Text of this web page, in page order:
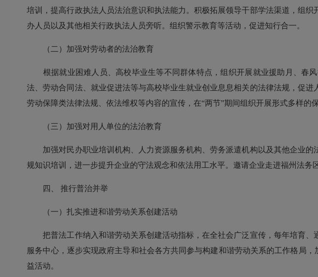
培训，提高行政执法人员法治意识和执法能力。积极拓展领导干部学法渠道，组
办人员以及其他相关行政执法人员旁听。组织警示教育等活动，促进知行合一。
（二）加强对劳动者的法治教育
根据就业困难人员、高校毕业生等不同群体特点，组织开展就业援助月、春
法、劳动合同法、就业促进法等与高校毕业生就业创业息息相关的法律法规，促
劳动保障类法律法规、依法维权等内容的宣传，在“两节”期间组织开展形式多样
（三）加强对用人单位的法治教育
加强对民办职业培训机构、人力资源服务机构、劳务派遣机构以及其他企业的
规知识培训，进一步提升企业的守法观念和依法用工水平。邀请企业走进福州法务
四、 推行普治并举
（一）扎实推进和谐劳动关系创建活动
把普法工作纳入和谐劳动关系创建活动指标，在全社会广泛宣传，每年培育、
服务中心，逐步实现政府主导和社会各方共同参与构建和谐劳动关系的工作格局
益活动。